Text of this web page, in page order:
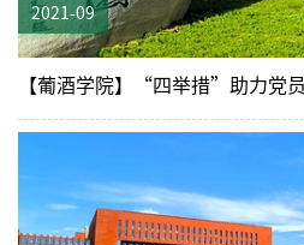
2021-09
【葡酒学院】“四举措”助力党